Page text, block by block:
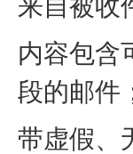
内容包含
段的邮件
带虚假、